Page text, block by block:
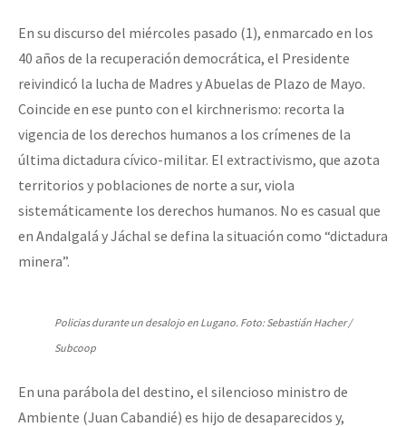
En su discurso del miércoles pasado (1), enmarcado en los
40 años de la recuperación democrática, el Presidente
reivindicó la lucha de Madres y Abuelas de Plazo de Mayo.
Coincide en ese punto con el kirchnerismo: recorta la
vigencia de los derechos humanos a los crímenes de la
última dictadura cívico-militar. El extractivismo, que azota
territorios y poblaciones de norte a sur, viola
sistemáticamente los derechos humanos. No es casual que
en Andalgalá y Jáchal se defina la situación como “dictadura
minera”.
Policias durante un desalojo en Lugano. Foto: Sebastián Hacher /
Subcoop
En una parábola del destino, el silencioso ministro de
Ambiente (Juan Cabandié) es hijo de desaparecidos y,